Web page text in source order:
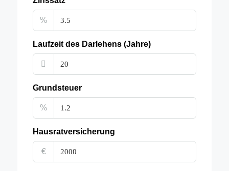
%
Laufzeit des Darlehens (Jahre)
Grundsteuer
%
Hausratversicherung
€